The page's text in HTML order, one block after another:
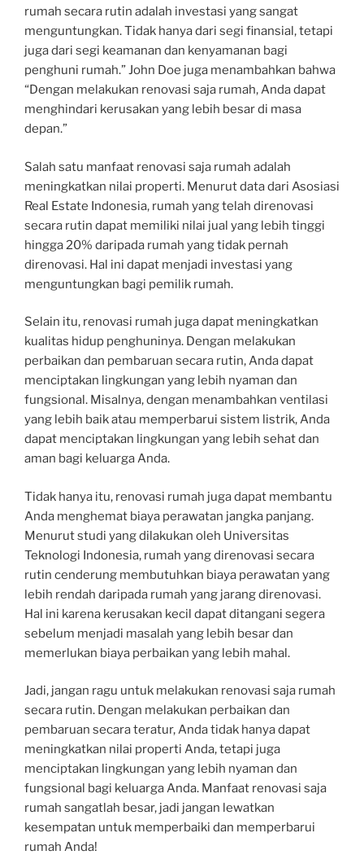
rumah secara rutin adalah investasi yang sangat
menguntungkan. Tidak hanya dari segi finansial, tetapi
juga dari segi keamanan dan kenyamanan bagi
penghuni rumah.” John Doe juga menambahkan bahwa
“Dengan melakukan renovasi saja rumah, Anda dapat
menghindari kerusakan yang lebih besar di masa
depan.”
Salah satu manfaat renovasi saja rumah adalah
meningkatkan nilai properti. Menurut data dari Asosiasi
Real Estate Indonesia, rumah yang telah direnovasi
secara rutin dapat memiliki nilai jual yang lebih tinggi
hingga 20% daripada rumah yang tidak pernah
direnovasi. Hal ini dapat menjadi investasi yang
menguntungkan bagi pemilik rumah.
Selain itu, renovasi rumah juga dapat meningkatkan
kualitas hidup penghuninya. Dengan melakukan
perbaikan dan pembaruan secara rutin, Anda dapat
menciptakan lingkungan yang lebih nyaman dan
fungsional. Misalnya, dengan menambahkan ventilasi
yang lebih baik atau memperbarui sistem listrik, Anda
dapat menciptakan lingkungan yang lebih sehat dan
aman bagi keluarga Anda.
Tidak hanya itu, renovasi rumah juga dapat membantu
Anda menghemat biaya perawatan jangka panjang.
Menurut studi yang dilakukan oleh Universitas
Teknologi Indonesia, rumah yang direnovasi secara
rutin cenderung membutuhkan biaya perawatan yang
lebih rendah daripada rumah yang jarang direnovasi.
Hal ini karena kerusakan kecil dapat ditangani segera
sebelum menjadi masalah yang lebih besar dan
memerlukan biaya perbaikan yang lebih mahal.
Jadi, jangan ragu untuk melakukan renovasi saja rumah
secara rutin. Dengan melakukan perbaikan dan
pembaruan secara teratur, Anda tidak hanya dapat
meningkatkan nilai properti Anda, tetapi juga
menciptakan lingkungan yang lebih nyaman dan
fungsional bagi keluarga Anda. Manfaat renovasi saja
rumah sangatlah besar, jadi jangan lewatkan
kesempatan untuk memperbaiki dan memperbarui
rumah Anda!